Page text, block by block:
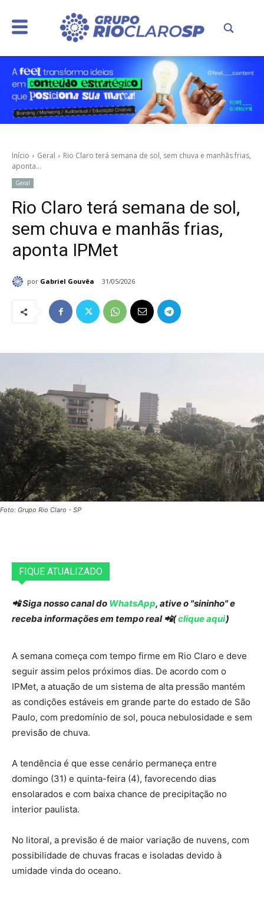
Início Geral
Rio Claro terá semana de sol, sem chuva e manhãs frias,
aponta...
Geral
Rio Claro terá semana de sol,
sem chuva e manhãs frias,
aponta IPMet
por Gabriel Gouvêa 31/05/2026
Foto: Grupo Rio Claro - SP
FIQUE ATUALIZADO
📲 Siga nosso canal do WhatsApp, ative o "sininho" e
receba informações em tempo real 📲(clique aqui)
A semana começa com tempo firme em Rio Claro e deve
seguir assim pelos próximos dias. De acordo com o
IPMet, a atuação de um sistema de alta pressão mantém
as condições estáveis em grande parte do estado de São
Paulo, com predomínio de sol, pouca nebulosidade e sem
previsão de chuva.
A tendência é que esse cenário permaneça entre
domingo (31) e quinta-feira (4), favorecendo dias
ensolarados e com baixa chance de precipitação no
interior paulista.
No litoral, a previsão é de maior variação de nuvens, com
possibilidade de chuvas fracas e isoladas devido à
umidade vinda do oceano.